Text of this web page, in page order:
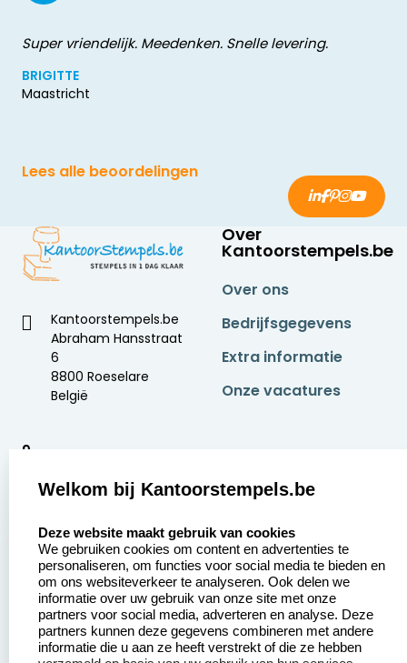
Super vriendelijk. Meedenken. Snelle levering.
BRIGITTE
Maastricht
Lees alle beoordelingen
Kantoorstempels.be
Abraham Hansstraat
6
8800 Roeselare
België
9
Over
Kantoorstempels.be
Over ons
Bedrijfsgegevens
Extra informatie
Onze vacatures
Aanvraag op maat
Betaling &
Verzending
Wederverkoper
Contact opnemen
Veel gestelde vragen
Retourneren
Welkom bij Kantoorstempels.be
Deze website maakt gebruik van cookies
We gebruiken cookies om content en advertenties te
personaliseren, om functies voor social media te bieden en
om ons websiteverkeer te analyseren. Ook delen we
informatie over uw gebruik van onze site met onze
partners voor social media, adverteren en analyse. Deze
partners kunnen deze gegevens combineren met andere
informatie die u aan ze heeft verstrekt of die ze hebben